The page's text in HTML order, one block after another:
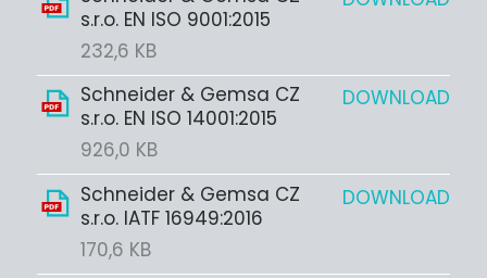
s.r.o. EN ISO 9001:2015
232,6 KB
Schneider & Gemsa CZ
s.r.o. EN ISO 14001:2015
926,0 KB
DOWNLOAD
Schneider & Gemsa CZ
s.r.o. IATF 16949:2016
170,6 KB
DOWNLOAD